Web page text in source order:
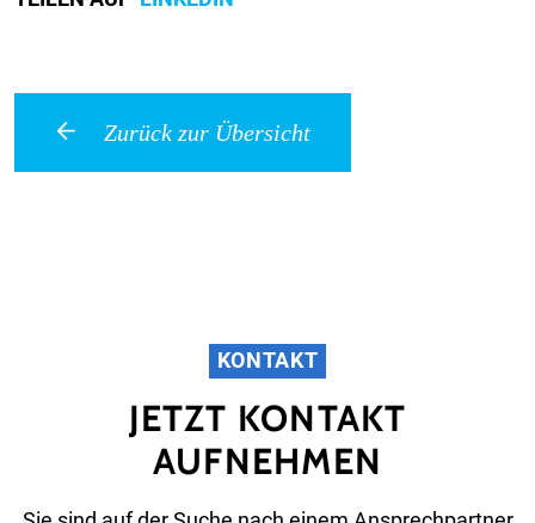
Zurück zur Übersicht
KONTAKT
JETZT KONTAKT
AUFNEHMEN